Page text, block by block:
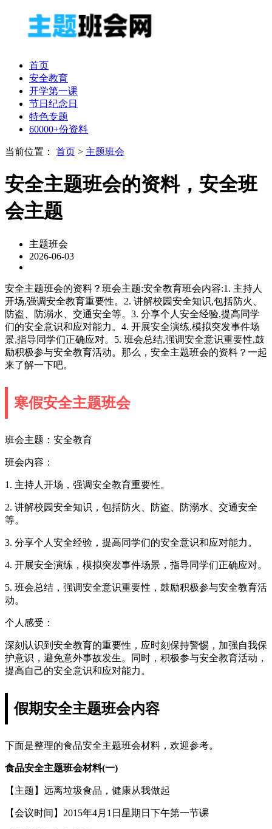
首页
安全教育
开学第一课
节日纪念日
特色专题
60000+份资料
当前位置： 首页 > 主题班会
安全主题班会的资料，安全班
会主题
主题班会
2026-06-03
安全主题班会的资料？班会主题:安全教育班会内容:1. 主持人
开场,强调安全教育重要性。2. 讲解校园安全知识,包括防火、
防盗、防溺水、交通安全等。3. 分享个人安全经验,提高同学
们的安全意识和应对能力。4. 开展安全演练,模拟突发事件场
景,指导同学们正确应对。5. 班会总结,强调安全意识重要性,鼓
励积极参与安全教育活动。那么，安全主题班会的资料？一起
来了解一下吧。
寒假安全主题班会
班会主题：安全教育
班会内容：
1. 主持人开场，强调安全教育重要性。
2. 讲解校园安全知识，包括防火、防盗、防溺水、交通安全
等。
3. 分享个人安全经验，提高同学们的安全意识和应对能力。
4. 开展安全演练，模拟突发事件场景，指导同学们正确应对。
5. 班会总结，强调安全意识重要性，鼓励积极参与安全教育活
动。
个人感受：
深刻认识到安全教育的重要性，应时刻保持警惕，加强自我保
护意识，避免意外事故发生。同时，积极参与安全教育活动，
提高自己的安全意识和应对能力。
假期安全主题班会内容
下面是整理的食品安全主题班会材料，欢迎参考。
食品安全主题班会材料(一)
【主题】远离垃圾食品，健康从我做起
【会议时间】2015年4月1日星期日下午第一节课